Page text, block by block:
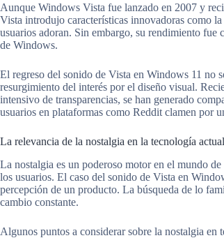
Aunque Windows Vista fue lanzado en 2007 y
Vista introdujo características innovadoras como
usuarios adoran. Sin embargo, su rendimiento fue
de Windows.
El regreso del sonido de Vista en Windows 11 no
resurgimiento del interés por el diseño visual.
intensivo de transparencias, se han generado
usuarios en plataformas como Reddit clamen por
La relevancia de la nostalgia en la tecnología actual
La nostalgia es un poderoso motor en el mundo
los usuarios. El caso del sonido de Vista en
percepción de un producto. La búsqueda de lo
cambio constante.
Algunos puntos a considerar sobre la nostalgia en